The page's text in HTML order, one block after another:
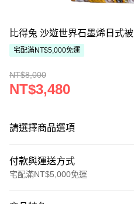
比得兔 沙遊世界石墨烯日式被
宅配滿NT$5,000免運
NT$8,000
NT$3,480
請選擇商品選項
付款與運送方式
宅配滿NT$5,000免運